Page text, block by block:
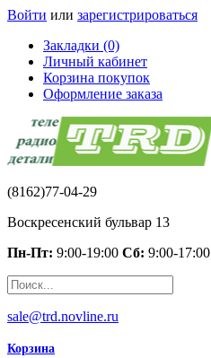
Войти или зарегистрироваться
Закладки (0)
Личный кабинет
Корзина покупок
Оформление заказа
(8162)77-04-29
Воскресенский бульвар 13
Пн-Пт: 9:00-19:00 Сб: 9:00-17:00
sale@trd.novline.ru
Корзина